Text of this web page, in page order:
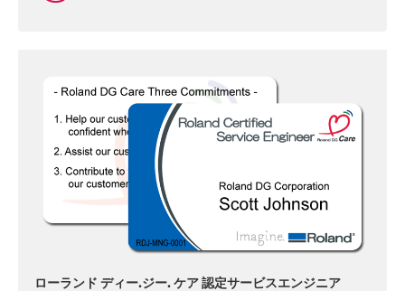
ローランド ディー.ジー. ケア 認定サービスエンジニア